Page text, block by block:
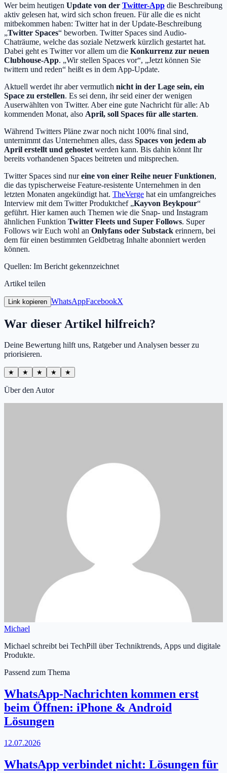
Wer beim heutigen Update von der Twitter-App die Beschreibung
aktiv gelesen hat, wird sich schon freuen. Für alle die es nicht
mitbekommen haben: Twitter hat in der Update-Beschreibung
„Twitter Spaces“ beworben. Twitter Spaces sind Audio-
Chaträume, welche das soziale Netzwerk kürzlich gestartet hat.
Dabei geht es Twitter vor allem um die Konkurrenz zur neuen
Clubhouse-App. „Wir stellen Spaces vor“, „Jetzt können Sie
twittern und reden“ heißt es in dem App-Update.
Aktuell werdet ihr aber vermutlich nicht in der Lage sein, ein
Space zu erstellen. Es sei denn, ihr seid einer der wenigen
Auserwählten von Twitter. Aber eine gute Nachricht für alle: Ab
kommenden Monat, also April, soll Spaces für alle starten.
Während Twitters Pläne zwar noch nicht 100% final sind,
unternimmt das Unternehmen alles, dass Spaces von jedem ab
April erstellt und gehostet werden kann. Bis dahin könnt Ihr
bereits vorhandenen Spaces beitreten und mitsprechen.
Twitter Spaces sind nureine von einer Reihe neuer Funktionen,
die das typischerweise Feature-resistente Unternehmen in den
letzten Monaten angekündigt hat. TheVerge hat ein umfangreiches
Interview mit dem Twitter Produktchef „Kayvon Beykpour“
geführt. Hier kamen auch Themen wie die Snap- und Instagram
ähnlichen Funktion Twitter Fleets und Super Follows. Super
Follows wir Euch wohl an Onlyfans oder Substack erinnern, bei
dem für einen bestimmten Geldbetrag Inhalte abonniert werden
können.
Quellen: Im Bericht gekennzeichnet
Artikel teilen
Link kopieren WhatsAppFacebookX
War dieser Artikel hilfreich?
Deine Bewertung hilft uns, Ratgeber und Analysen besser zu
priorisieren.
★ ★ ★ ★ ★
Über den Autor
Michael
Michael schreibt bei TechPill über Techniktrends, Apps und digitale
Produkte.
Passend zum Thema
WhatsApp-Nachrichten kommen erst
beim Öffnen: iPhone & Android
Lösungen
12.07.2026
WhatsApp verbindet nicht: Lösungen für